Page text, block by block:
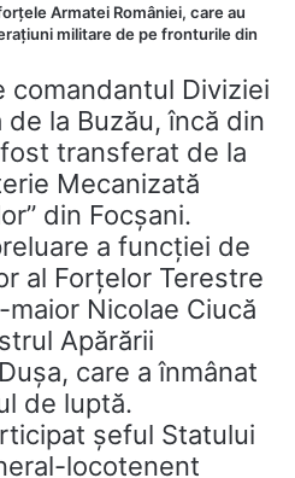
Armatei României, care au
militare de pe fronturile din
comandantul Diviziei
la Buzău, încă din
transferat de la
Mecanizată
din Focşani.
a funcţiei de
al Forţelor Terestre
Nicolae Ciucă
Apărării
care a înmânat
de luptă.
şeful Statului
locotenent